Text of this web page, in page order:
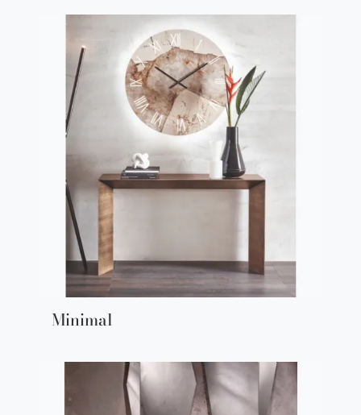
Minimal